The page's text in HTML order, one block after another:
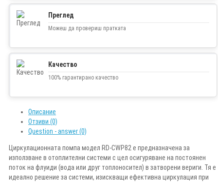
Преглед
Можеш да провериш пратката
Качество
100% гарантирано качество
Описание
Отзиви (0)
Question - answer (0)
Циркулационната помпа модел RD-CWP82 е предназначена за
използване в отоплителни системи с цел осигуряване на постоянен
поток на флуиди (вода или друг топлоносител) в затворени вериги. Тя е
идеално решение за системи, изискващи ефективна циркулация при